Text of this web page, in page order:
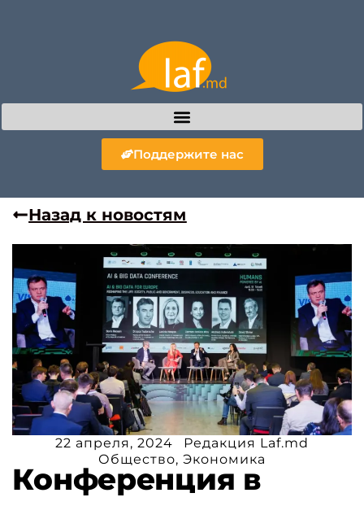
Поддержите нас
Назад к новостям
22 апреля, 2024
Редакция Laf.md
Общество, Экономика
Конференция в